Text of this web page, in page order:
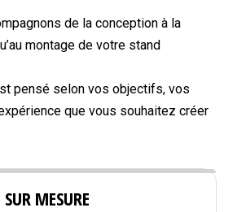
de la conception à la
montage de votre stand
pensé selon vos objectifs, vos
que vous souhaitez créer
MESURE